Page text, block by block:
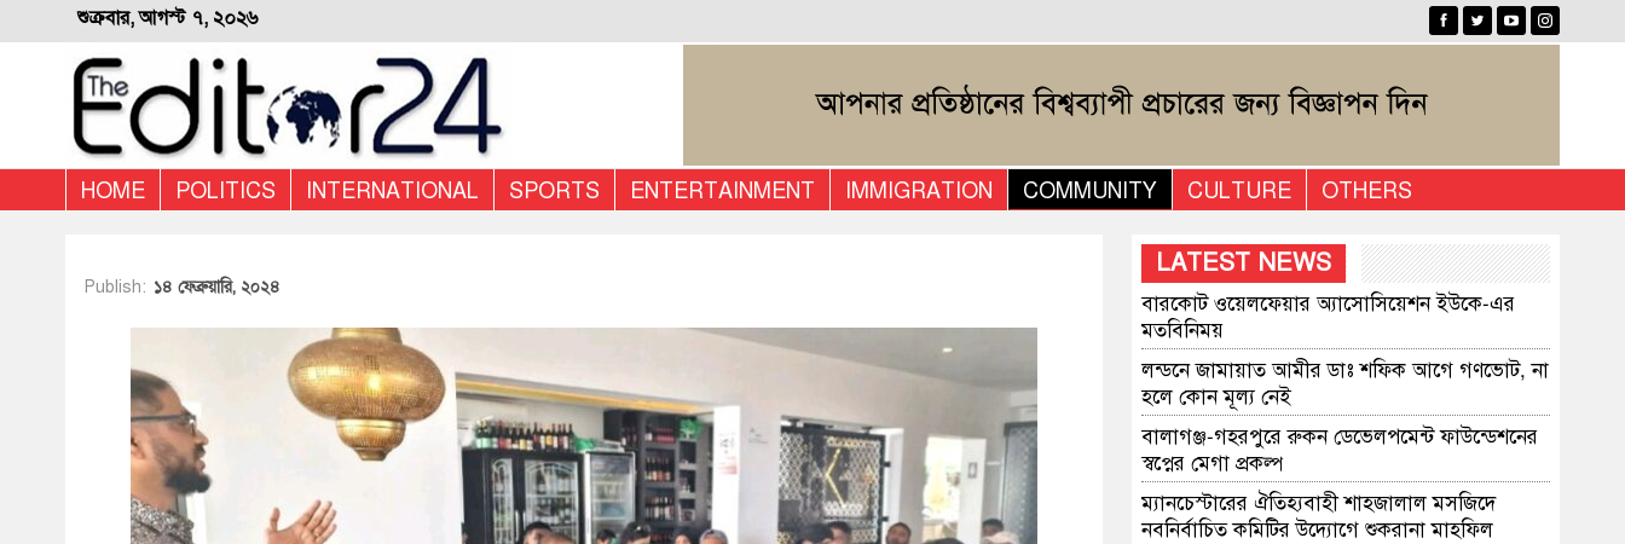
শুক্রবার, আগস্ট ৭, ২০২৬
HOME POLITICS INTERNATIONAL SPORTS ENTERTAINMENT IMMIGRATION COMMUNITY CULTURE OTHERS
Publish: ১৪ ফেব্রুয়ারি, ২০২৪
LATEST NEWS
বারকোট ওয়েলফেয়ার অ্যাসোসিয়েশন ইউকে-এর
মতবিনিময়
লন্ডনে জামায়াত আমীর ডাঃ শফিক আগে গণভোট, না
হলে কোন মূল্য নেই
বালাগঞ্জ-গহরপুরে রুকন ডেভেলপমেন্ট ফাউন্ডেশনের
স্বপ্নের মেগা প্রকল্প
​ম্যানচেস্টারের ঐতিহ্যবাহী শাহজালাল মসজিদে
নবনির্বাচিত কমিটির উদ্যোগে শুকরানা মাহফিল